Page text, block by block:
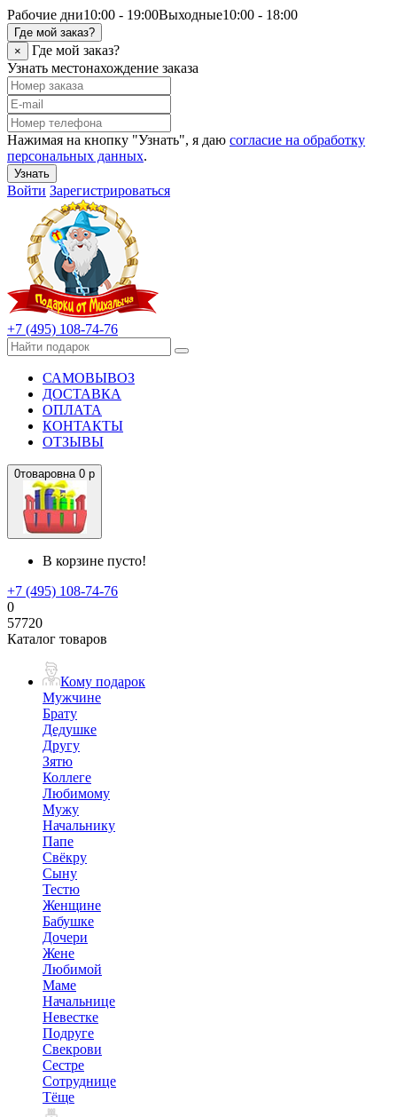
Рабочие дни10:00 - 19:00Выходные10:00 - 18:00
Где мой заказ?
×
Где мой заказ?
Узнать местонахождение заказа
Нажимая на кнопку "Узнать", я даю согласие на обработку
персональных данных.
Узнать
Войти Зарегистрироваться
+7 (495) 108-74-76
САМОВЫВОЗ
ДОСТАВКА
ОПЛАТА
КОНТАКТЫ
ОТЗЫВЫ
0товаровна 0 р
В корзине пусто!
+7 (495) 108-74-76
0
57720
Каталог товаров
Кому подарок
Мужчине
Брату
Дедушке
Другу
Зятю
Коллеге
Любимому
Мужу
Начальнику
Папе
Свёкру
Сыну
Тестю
Женщине
Бабушке
Дочери
Жене
Любимой
Маме
Начальнице
Невестке
Подруге
Свекрови
Сестре
Сотруднице
Тёще